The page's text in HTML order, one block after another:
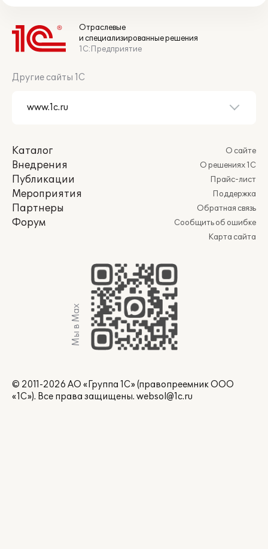
Отраслевые
и специализированные решения
1С:Предприятие
Другие сайты 1С
Каталог
Внедрения
Публикации
Мероприятия
Партнеры
Форум
О сайте
О решениях 1С
Прайс-лист
Поддержка
Обратная связь
Сообщить об ошибке
Карта сайта
Мы в Max
© 2011-2026 АО «Группа 1С» (правопреемник ООО
«1С»). Все права защищены. websol@1c.ru